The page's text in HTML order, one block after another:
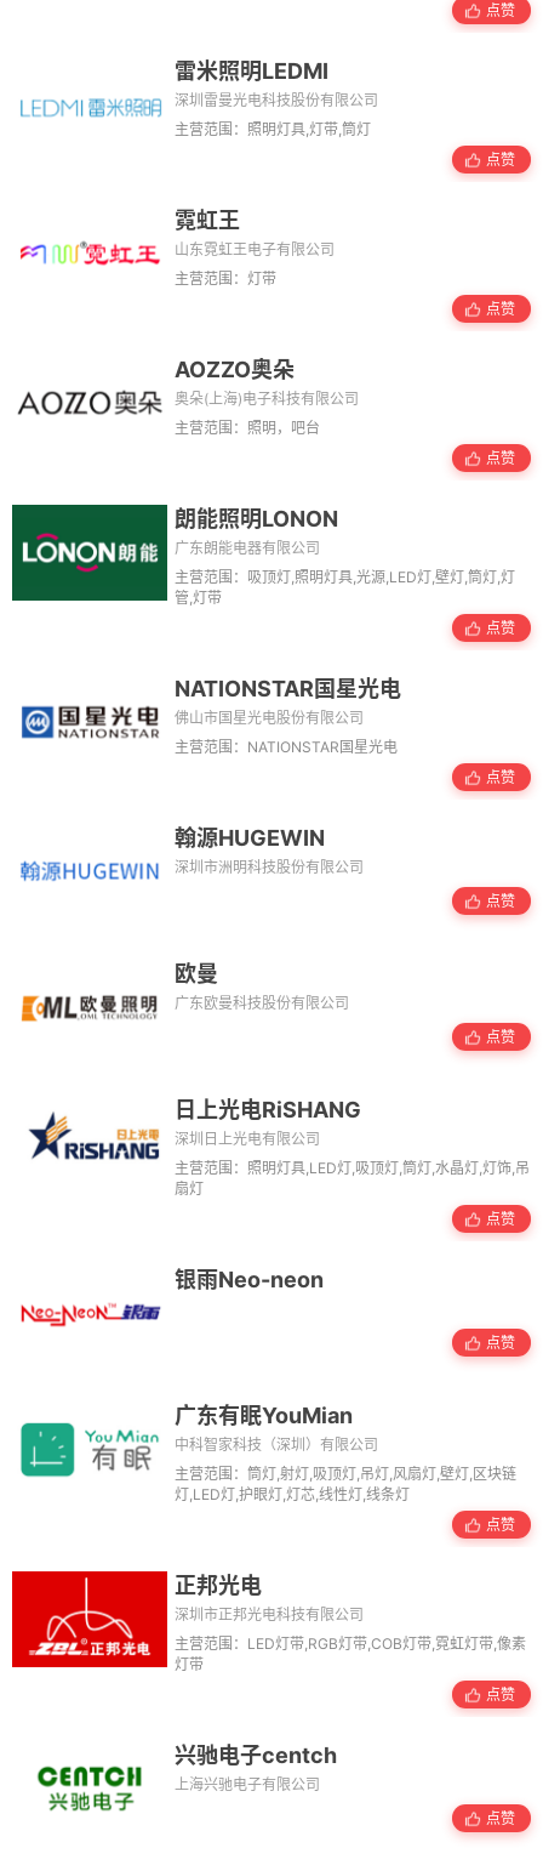
点赞
雷米照明LEDMI
深圳雷曼光电科技股份有限公司
主营范围：照明灯具,灯带,筒灯
点赞
霓虹王
山东霓虹王电子有限公司
主营范围：灯带
点赞
AOZZO奥朵
奥朵(上海)电子科技有限公司
主营范围：照明，吧台
点赞
朗能照明LONON
广东朗能电器有限公司
主营范围：吸顶灯,照明灯具,光源,LED灯,壁灯,筒灯,灯
管,灯带
点赞
NATIONSTAR国星光电
佛山市国星光电股份有限公司
主营范围：NATIONSTAR国星光电
点赞
翰源HUGEWIN
深圳市洲明科技股份有限公司
点赞
欧曼
广东欧曼科技股份有限公司
点赞
日上光电RiSHANG
深圳日上光电有限公司
主营范围：照明灯具,LED灯,吸顶灯,筒灯,水晶灯,灯饰,吊
扇灯
点赞
银雨Neo-neon
点赞
广东有眠YouMian
中科智家科技（深圳）有限公司
主营范围：筒灯,射灯,吸顶灯,吊灯,风扇灯,壁灯,区块链
灯,LED灯,护眼灯,灯芯,线性灯,线条灯
点赞
正邦光电
深圳市正邦光电科技有限公司
主营范围：LED灯带,RGB灯带,COB灯带,霓虹灯带,像素
灯带
点赞
兴驰电子centch
上海兴驰电子有限公司
点赞